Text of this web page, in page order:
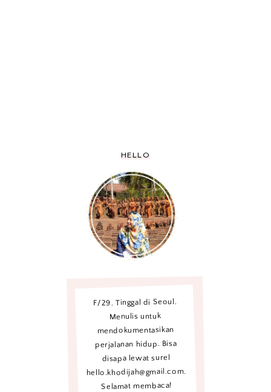
HELLO
F/29. Tinggal di Seoul.
Menulis untuk
mendokumentasikan
perjalanan hidup. Bisa
disapa lewat surel
hello.khodijah@gmail.com.
Selamat membaca!